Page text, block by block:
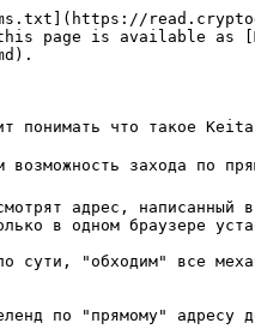
page is available
понимать что такое
захода по
адрес,
в одном браузере
"обходим" все
по "прямому" адресу